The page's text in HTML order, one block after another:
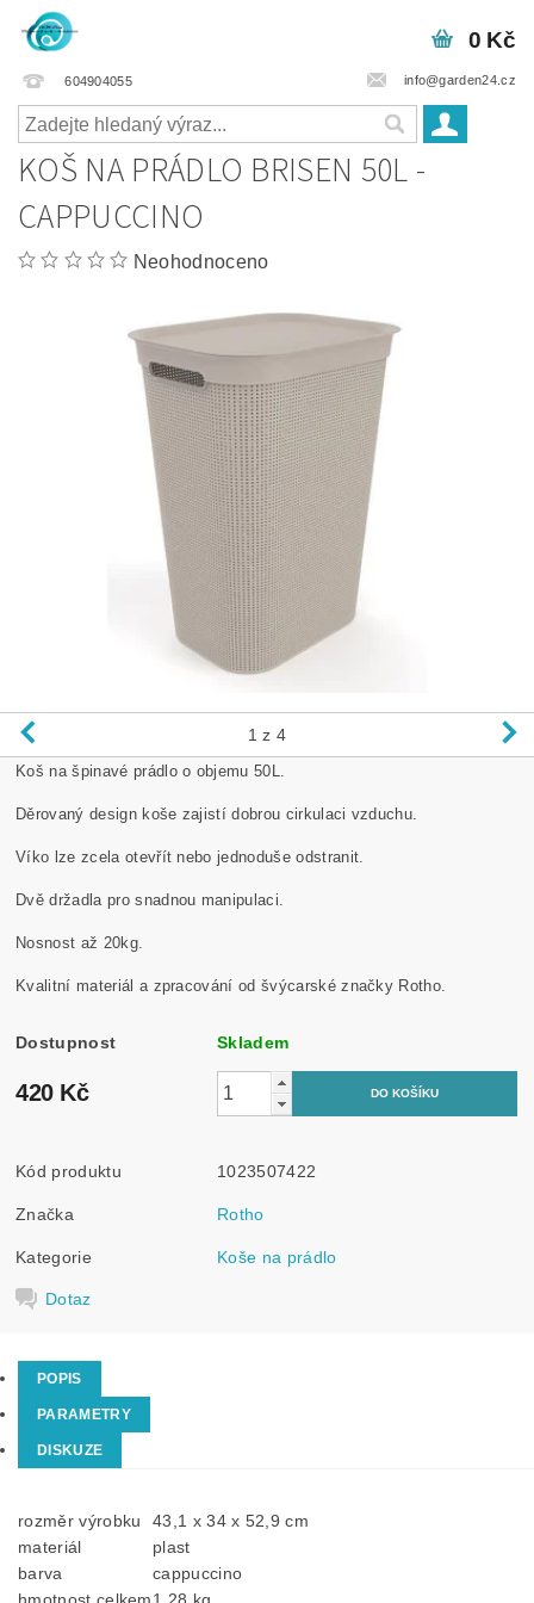
604904055 info@garden24.cz
0 Kč
KOŠ NA PRÁDLO BRISEN 50L -
CAPPUCCINO
Neohodnoceno
1 z 4
Koš na špinavé prádlo o objemu 50L.
Děrovaný design koše zajistí dobrou cirkulaci vzduchu.
Víko lze zcela otevřít nebo jednoduše odstranit.
Dvě držadla pro snadnou manipulaci.
Nosnost až 20kg.
Kvalitní materiál a zpracování od švýcarské značky Rotho.
Dostupnost Skladem
420 Kč
Kód produktu 1023507422
Značka Rotho
Kategorie Koše na prádlo
Dotaz
POPIS
PARAMETRY
DISKUZE
rozměr výrobku
43,1 x 34 x 52,9 cm
materiál
plast
barva
cappuccino